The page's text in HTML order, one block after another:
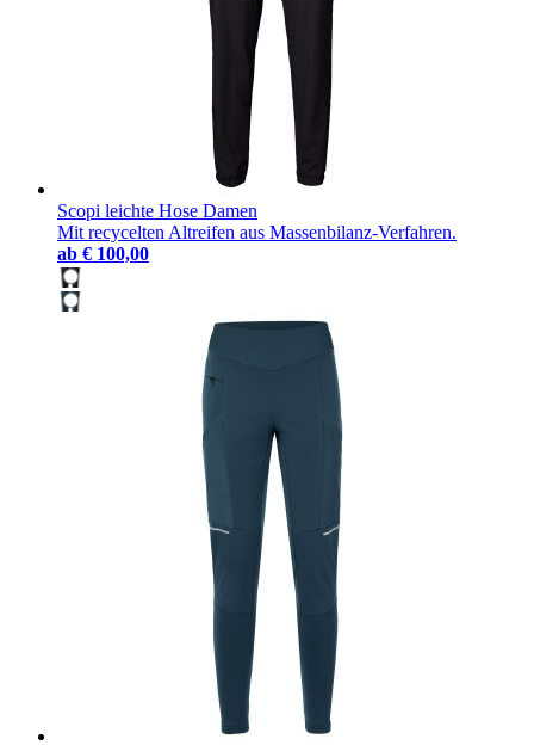
Scopi leichte Hose Damen
Mit recycelten Altreifen aus Massenbilanz-Verfahren.
ab € 100,00